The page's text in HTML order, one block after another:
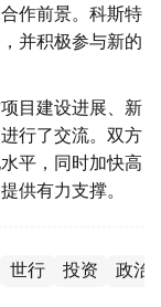
作前景。科斯特
并积极参与新的
目建设进展、新
行了交流。双方
平，同时加快高
供有力支撑。
世行 投资 政治